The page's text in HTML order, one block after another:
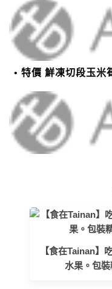
特價 鮮凍切段玉米
【食在Tainan】
水果。包